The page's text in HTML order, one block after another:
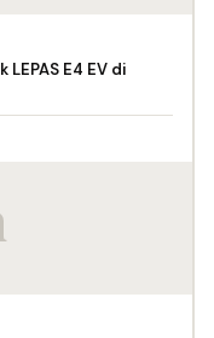
LEPAS E4 EV di